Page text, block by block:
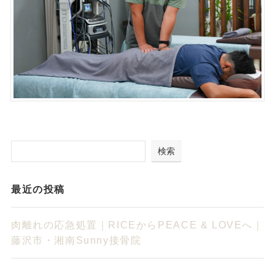
検索
最近の投稿
肉離れの応急処置｜RICEからPEACE & LOVEへ｜
藤沢市・湘南Sunny接骨院